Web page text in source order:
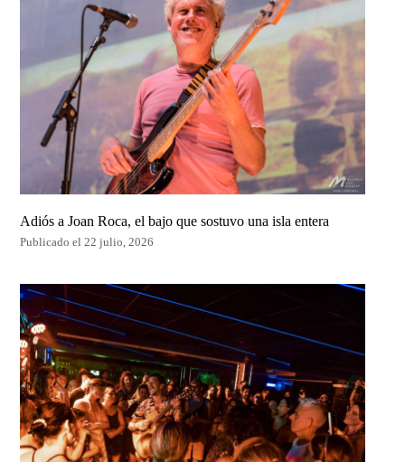
Adiós a Joan Roca, el bajo que sostuvo una isla entera
Publicado el 22 julio, 2026